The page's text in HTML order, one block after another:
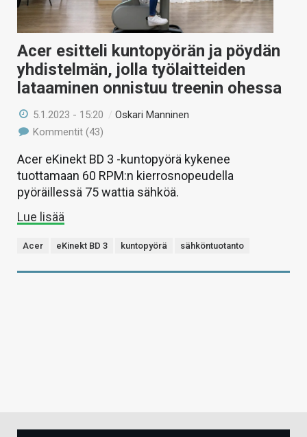
HAKU
Acer esitteli kuntopyörän ja pöydän
yhdistelmän, jolla työlaitteiden
lataaminen onnistuu treenin ohessa
5.1.2023 - 15:20 /Oskari Manninen
Kommentit (43)
Acer eKinekt BD 3 -kuntopyörä kykenee
tuottamaan 60 RPM:n kierrosnopeudella
pyöräillessä 75 wattia sähköä.
Lue lisää
Acer eKinekt BD 3 kuntopyörä sähköntuotanto